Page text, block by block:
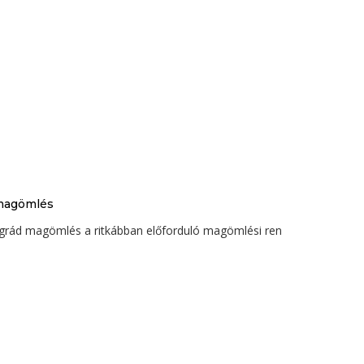
magömlés a ritkábban előforduló magömlési ren